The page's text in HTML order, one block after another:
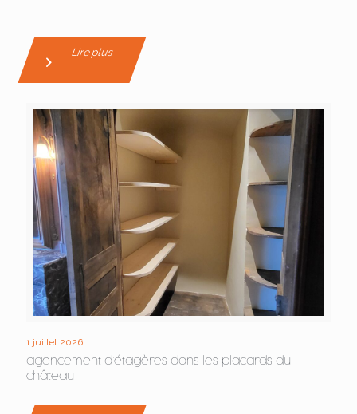
Lire plus
1 juillet 2026
agencement d’étagères dans les placards du
château